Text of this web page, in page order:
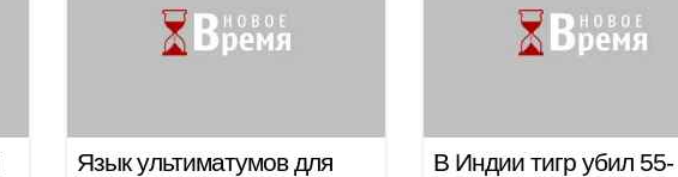
Язык ультиматумов для
В Индии тигр убил 55-